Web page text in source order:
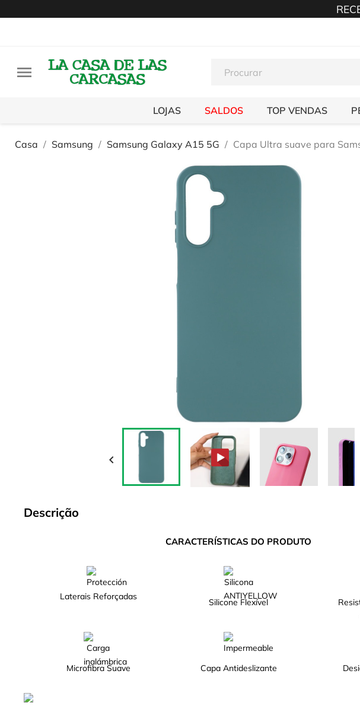

LOJAS SALDOS TOP VENDAS
Casa Samsung Samsung Galaxy A15 5G Capa Ultra suave para

Descrição
CARACTERÍSTICAS DO PRODUTO
Laterais Reforçadas
Silicone Flexível
Microfibra Suave Capa Antideslizante